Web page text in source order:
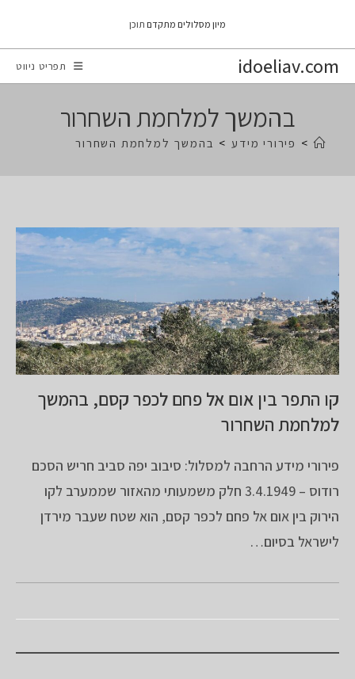
content
מיון מסלולים מתקדם תוכן
idoeliav.com תפריט ניווט
בהמשך למלחמת השחרור
> פירורי מידע > בהמשך למלחמת השחרור
קו התפר בין אום אל פחם לכפר קסם, בהמשך
למלחמת השחרור
פירורי מידע הרחבה למסלול: סיבוב יפה סביב חריש הסכם
רודוס – 3.4.1949 חלק משמעותי מהאזור שממערב לקו
הירוק בין אום אל פחם לכפר קסם, הוא שטח שעבר מירדן
לישראל בסיום…